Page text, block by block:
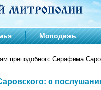
Молодежь
преподобного Серафима
о